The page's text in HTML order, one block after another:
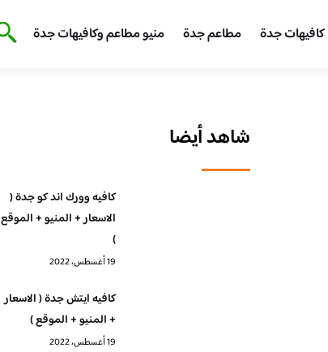
كافيهات جدة مطاعم جدة منيو مطاعم وكافيهات جدة
شاهد أيضا
كافيه وورك اند كو جدة (
الاسعار + المنيو + الموقع
)
19 أغسطس، 2022
كافيه ايتش جدة ( الاسعار
+ المنيو + الموقع )
19 أغسطس، 2022